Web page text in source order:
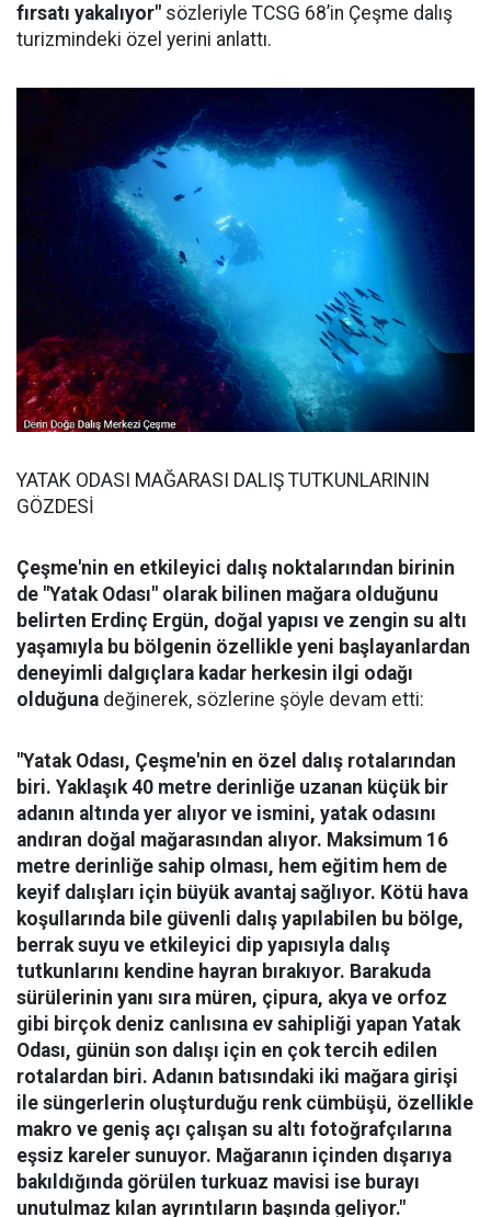
fırsatı yakalıyor" sözleriyle TCSG 68’in Çeşme dalış
turizmindeki özel yerini anlattı.
YATAK ODASI MAĞARASI DALIŞ TUTKUNLARININ
GÖZDESİ
Çeşme'nin en etkileyici dalış noktalarından birinin
de "Yatak Odası" olarak bilinen mağara olduğunu
belirten Erdinç Ergün, doğal yapısı ve zengin su altı
yaşamıyla bu bölgenin özellikle yeni başlayanlardan
deneyimli dalgıçlara kadar herkesin ilgi odağı
olduğuna değinerek, sözlerine şöyle devam etti:
"Yatak Odası, Çeşme'nin en özel dalış rotalarından
biri. Yaklaşık 40 metre derinliğe uzanan küçük bir
adanın altında yer alıyor ve ismini, yatak odasını
andıran doğal mağarasından alıyor. Maksimum 16
metre derinliğe sahip olması, hem eğitim hem de
keyif dalışları için büyük avantaj sağlıyor. Kötü hava
koşullarında bile güvenli dalış yapılabilen bu bölge,
berrak suyu ve etkileyici dip yapısıyla dalış
tutkunlarını kendine hayran bırakıyor. Barakuda
sürülerinin yanı sıra müren, çipura, akya ve orfoz
gibi birçok deniz canlısına ev sahipliği yapan Yatak
Odası, günün son dalışı için en çok tercih edilen
rotalardan biri. Adanın batısındaki iki mağara girişi
ile süngerlerin oluşturduğu renk cümbüşü, özellikle
makro ve geniş açı çalışan su altı fotoğrafçılarına
eşsiz kareler sunuyor. Mağaranın içinden dışarıya
bakıldığında görülen turkuaz mavisi ise burayı
unutulmaz kılan ayrıntıların başında geliyor."